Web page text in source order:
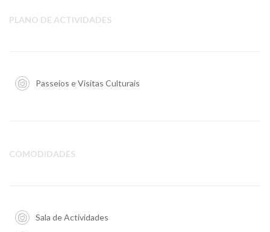
PLANO DE ACTIVIDADES
Passeios e Visitas Culturais
COMODIDADES
Sala de Actividades